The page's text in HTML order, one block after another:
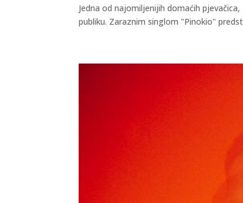
Jedna od najomiljenijih domaćih
publiku. Zaraznim singlom "Pinokio"